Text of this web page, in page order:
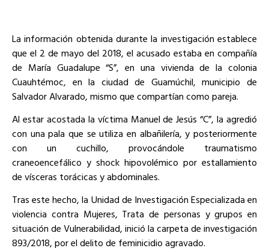
La información obtenida durante la investigación establece
que el 2 de mayo del 2018, el acusado estaba en compañía
de María Guadalupe “S”, en una vivienda de la colonia
Cuauhtémoc, en la ciudad de Guamúchil, municipio de
Salvador Alvarado, mismo que compartían como pareja.
Al estar acostada la víctima Manuel de Jesús “C”, la agredió
con una pala que se utiliza en albañilería, y posteriormente
con un cuchillo, provocándole traumatismo
craneoencefálico y shock hipovolémico por estallamiento
de vísceras torácicas y abdominales.
Tras este hecho, la Unidad de Investigación Especializada en
violencia contra Mujeres, Trata de personas y grupos en
situación de Vulnerabilidad, inició la carpeta de investigación
893/2018, por el delito de feminicidio agravado.